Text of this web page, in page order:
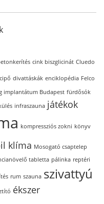
cink biszglicinát Cluedo
divattáskák enciklopédia Felco
implantátum Budapest fürdősók
infraszauna játékok
kompressziós zokni könyv
klíma Mosogató csaptelep
tabletta pálinka reptéri
rum szauna szivattyú
ékszer